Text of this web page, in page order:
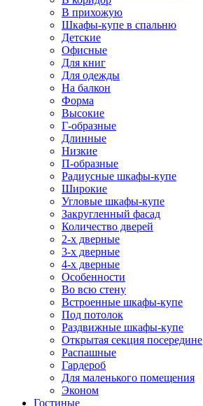
В прихожую
Шкафы-купе в спальню
Детские
Офисные
Для книг
Для одежды
На балкон
Форма
Высокие
Г-образные
Длинные
Низкие
П-образные
Радиусные шкафы-купе
Широкие
Угловые шкафы-купе
Закругленный фасад
Количество дверей
2-х дверные
3-х дверные
4-х дверные
Особенности
Во всю стену
Встроенные шкафы-купе
Под потолок
Раздвижные шкафы-купе
Открытая секция посередине
Распашные
Гардероб
Для маленького помещения
Эконом
Гостиные